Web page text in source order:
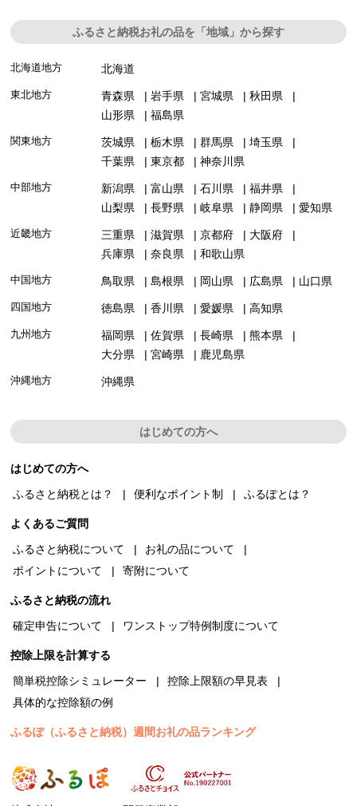
ふるさと納税お礼の品を「地域」から探す
北海道地方 北海道
東北地方 青森県 岩手県 宮城県
秋田県
山形県
福島県
関東地方 茨城県 栃木県 群馬県
埼玉県
千葉県
東京都 神奈川県
中部地方 新潟県 富山県 石川県
福井県
山梨県
長野県 岐阜県 静岡県 愛知県
近畿地方 三重県 滋賀県 京都府
大阪府
兵庫県
奈良県 和歌山県
中国地方 鳥取県 島根県 岡山県 広島県 山口県
四国地方 徳島県 香川県 愛媛県 高知県
九州地方 福岡県 佐賀県 長崎県
熊本県
大分県
宮崎県 鹿児島県
沖縄地方 沖縄県
はじめての方へ
はじめての方へ
ふるさと納税とは？
便利なポイント制 ふるぽとは？
よくあるご質問
ふるさと納税について
お礼の品について
ポイントについて
寄附について
ふるさと納税の流れ
確定申告について
ワンストップ特例制度について
控除上限を計算する
簡単税控除シミュレーター
控除上限額の早見表
具体的な控除額の例
ふるぽ（ふるさと納税）週間お礼の品ランキング